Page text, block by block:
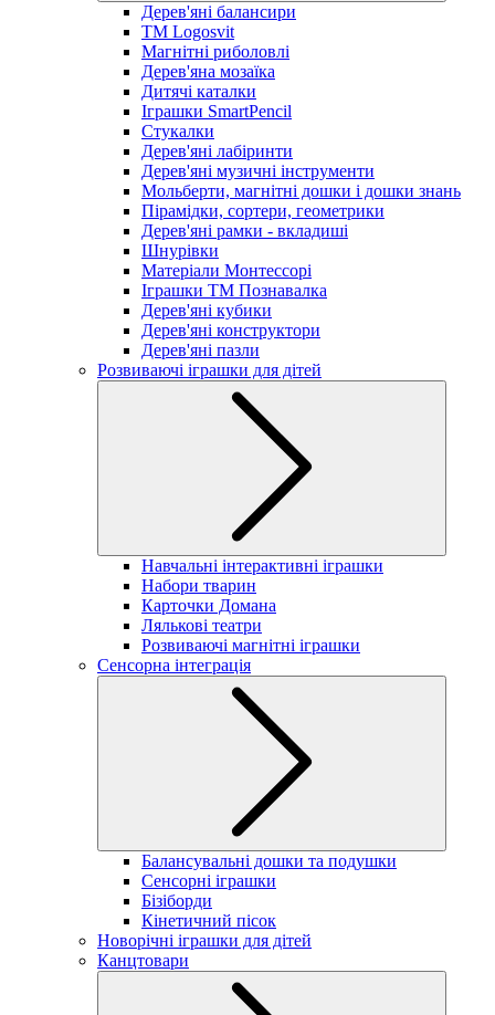
Дерев'яні балансири
TM Logosvit
Магнітні риболовлі
Дерев'яна мозаїка
Дитячі каталки
Іграшки SmartPencil
Стукалки
Дерев'яні лабіринти
Дерев'яні музичні інструменти
Мольберти, магнітні дошки і дошки знань
Пірамідки, сортери, геометрики
Дерев'яні рамки - вкладиші
Шнурівки
Матеріали Монтессорі
Іграшки ТМ Познавалка
Дерев'яні кубики
Дерев'яні конструктори
Дерев'яні пазли
Розвиваючі іграшки для дітей
Навчальні інтерактивні іграшки
Набори тварин
Карточки Домана
Лялькові театри
Розвиваючі магнітні іграшки
Сенсорна інтеграція
Балансувальні дошки та подушки
Сенсорні іграшки
Бізіборди
Кінетичний пісок
Новорічні іграшки для дітей
Канцтовари